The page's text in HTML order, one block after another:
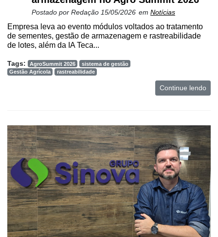
E-
Commerce
Informatização
da
Tecnologia
para
Recursos
Hídricos
Membros
Liberali
Netrin
Postado por Redação 15/05/2026 em Notícias
Empresa leva ao evento módulos voltados ao tratamento
de sementes, gestão de armazenagem e rastreabilidade
de lotes, além da IA Teca...
Tags: AgroSummit 2026
sistema de gestão
Gestão Agrícola
rastreabilidade
Continue lendo